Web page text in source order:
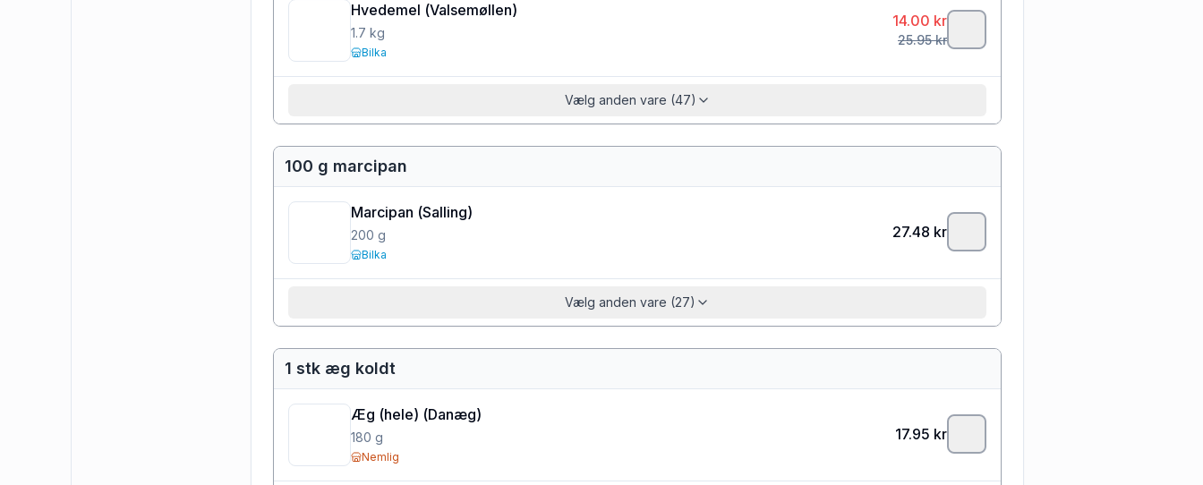
Hvedemel (Valsemøllen)
1.7 kg
Bilka
14.00 kr
25.95kr
Vælg anden vare (47)
100 g marcipan
Marcipan (Salling)
200 g
Bilka
27.48 kr
Vælg anden vare (27)
1 stk æg koldt
Æg (hele) (Danæg)
180 g
Nemlig
17.95 kr